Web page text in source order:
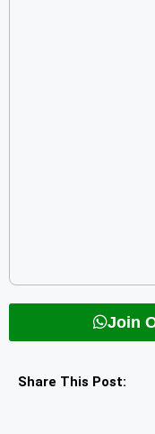
Join
Share This Post: